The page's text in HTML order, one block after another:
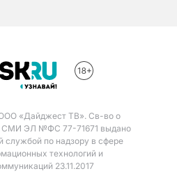
«Дайджест ТВ». Св-во о
СМИ ЭЛ №ФС 77-71671 выдано
службой по надзору в сфере
технологий и
23.11.2017